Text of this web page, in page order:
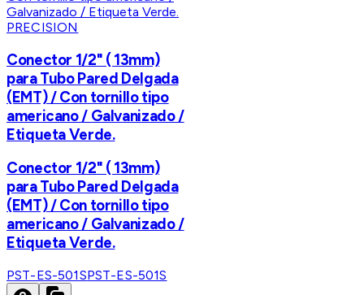
PRECISION
Conector 1/2" ( 13mm)
para Tubo Pared Delgada
(EMT) / Con tornillo tipo
americano / Galvanizado /
Etiqueta Verde.
Conector 1/2" ( 13mm)
para Tubo Pared Delgada
(EMT) / Con tornillo tipo
americano / Galvanizado /
Etiqueta Verde.
PST-ES-501SPST-ES-501S